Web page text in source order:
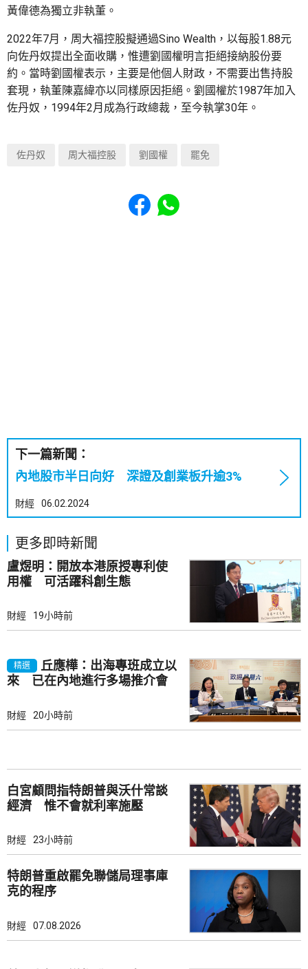
黃偉德為獨立非執董。
2022年7月，周大福控股擬通過Sino Wealth，以每股1.88元
向佐丹奴提出全面收購，惟遭劉國權明言拒絕接納股份要
約。當時劉國權表示，主要是他個人財政，不需要出售持股
套現，執董陳嘉緯亦以同樣原因拒絕。劉國權於1987年加入
佐丹奴，1994年2月成為行政總裁，至今執掌30年。
佐丹奴 周大福控股 劉國權 罷免
Share to Facebook
Share to WhatsApp
下一篇新聞：
內地股市半日向好 深證及創業板升逾3%
財經 06.02.2024
更多即時新聞
盧煜明：開放本港原授專利使
用權 可活躍科創生態
財經 19小時前
精選
丘應樺：出海專班成立以
來 已在內地進行多場推介會
財經 20小時前
白宮顧問指特朗普與沃什常談
經濟 惟不會就利率施壓
財經 23小時前
特朗普重啟罷免聯儲局理事庫
克的程序
財經 07.08.2026